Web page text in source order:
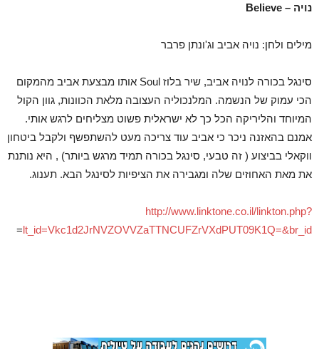
נויה – Believe
מילים ולחן: נויה אביב וג'ונתן פרבר
סינגל בכורה לנויה אביב, שיר בלוז Soul אותו מבצעת אביב מהמקום
הכי עמוק של הנשמה. המלנכוליה העצובה מלאת הכוונות, גוון הקול
המיוחד והליריקה הכל כך לא ישראלית פשוט מצליחים לרגש אותי.
אמנם בהאזנה ניכר כי אביב עוד צריכה מעט להשתפשף ולקבל ביטחון
ווקאלי בביצוע ( זה טבעי, סינגל בכורה תמיד מרגש ביותר) , היא נותנת
את מאת האחוזים שלה ומגבירה את הציפיות לסינגל הבא. תענוג.
http://www.linktone.co.il/linkton.php?
lt_id=Vkc1d2JrNVZOVVZaTTNCUFZrVXdPUT09K1Q=&br_id
=